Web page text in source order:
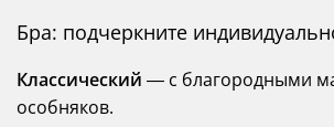
Бра: подчеркните
Классический — с благородными
особняков.